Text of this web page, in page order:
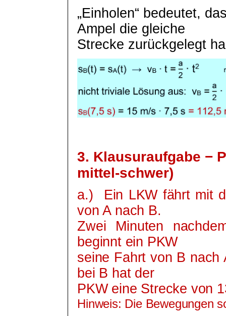
„Einholen“ bedeutet,
Ampel die gleiche
Strecke zurückgelegt
3. Klausuraufgabe −
mittel-schwer)
a.)
Ein LKW fährt mit
von A nach B.
Zwei Minuten
beginnt ein PKW
seine Fahrt von B nach
bei B hat der
PKW eine Strecke von
Hinweis: Die Bewegungen